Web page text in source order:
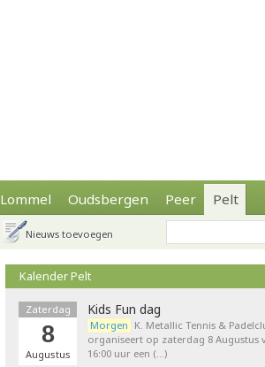
Lommel Oudsbergen Peer Pelt
Nieuws toevoegen
Kalender Pelt
Zaterdag
8
Augustus
Kids Fun dag
Morgen K. Metallic Tennis &
organiseert op zaterdag 8 Augustus
16:00 uur een (…)